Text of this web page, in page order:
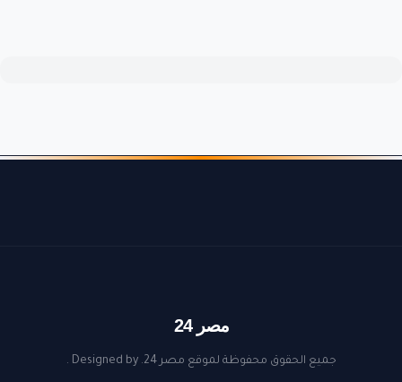
مصر 24
جميع الحقوق محفوظة لموقع مصر 24. Designed by .